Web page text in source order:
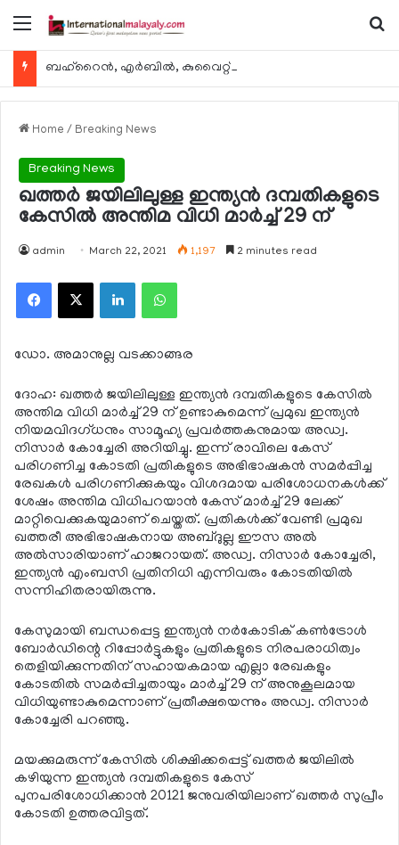
Menu
Home / Breaking News
Breaking News
ഖത്തര്‍ ജയിലിലുള്ള ഇന്ത്യന്‍ ദമ്പതികളുടെ
കേസില്‍ അന്തിമ വിധി മാര്‍ച്ച് 29 ന്
admin March 22, 2021 1,197 2 minutes read
Facebook
X LinkedInWhatsApp
ഡോ. അമാനുല്ല വടക്കാങ്ങര
ദോഹ: ഖത്തര്‍ ജയിലിലുള്ള ഇന്ത്യന്‍ ദമ്പതികളുടെ കേസില്‍
അന്തിമ വിധി മാര്‍ച്ച് 29 ന് ഉണ്ടാകുമെന്ന് പ്രമുഖ ഇന്ത്യന്‍
നിയമവിദഗ്ധനും സാമൂഹ്യ പ്രവര്‍ത്തകനുമായ അഡ്വ.
നിസാര്‍ കോച്ചേരി അറിയിച്ചു. ഇന്ന് രാവിലെ കേസ്
പരിഗണിച്ച കോടതി പ്രതികളുടെ അഭിഭാഷകന്‍ സമര്‍പ്പിച്ച
രേഖകള്‍ പരിഗണിക്കുകയും വിശദമായ പരിശോധനകള്‍ക്ക്
ശേഷം അന്തിമ വിധിപറയാന്‍ കേസ് മാര്‍ച്ച് 29 ലേക്ക്
മാറ്റിവെക്കുകയുമാണ് ചെയ്തത്. പ്രതികള്‍ക്ക് വേണ്ടി പ്രമുഖ
ഖത്തരീ അഭിഭാഷകനായ അബ്ദുല്ല ഈസ അല്‍
അല്‍സാരിയാണ് ഹാജറായത്. അഡ്വ. നിസാര്‍ കോച്ചേരി,
ഇന്ത്യന്‍ എംബസി പ്രതിനിധി എന്നിവരും കോടതിയില്‍
സന്നിഹിതരായിരുന്നു.
കേസുമായി ബന്ധപ്പെട്ട ഇന്ത്യന്‍ നര്‍കോടിക് കണ്‍ട്രോള്‍
ബോര്‍ഡിന്റെ റിപ്പോര്‍ട്ടുകളും പ്രതികളുടെ നിരപരാധിത്വം
തെളിയിക്കുന്നതിന് സഹായകമായ എല്ലാ രേഖകളും
കോടതില്‍ സമര്‍പ്പിച്ചതായും മാര്‍ച്ച് 29 ന് അനുകൂലമായ
വിധിയുണ്ടാകുമെന്നാണ് പ്രതീക്ഷയെന്നും അഡ്വ. നിസാര്‍
കോച്ചേരി പറഞ്ഞു.
മയക്കുമരുന്ന് കേസില്‍ ശിക്ഷിക്കപ്പെട്ട് ഖത്തര്‍ ജയിലില്‍
കഴിയുന്ന ഇന്ത്യന്‍ ദമ്പതികളുടെ കേസ്
പുനപരിശോധിക്കാന്‍ 20121 ജനുവരിയിലാണ് ഖത്തര്‍ സുപ്രീം
കോടതി ഉത്തരവിട്ടത്.